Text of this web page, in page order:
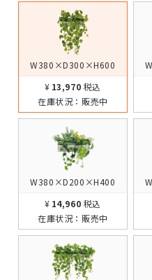
W380×D300×H600
¥13,970 税込
在庫状況： 販売中
W380×D200×H400
¥14,960 税込
在庫状況： 販売中